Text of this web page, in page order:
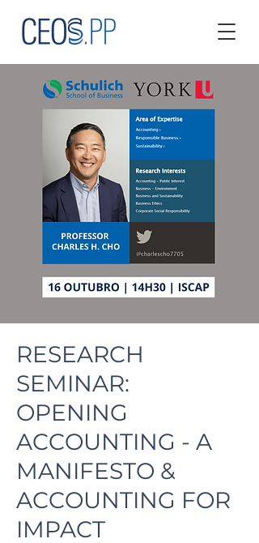
RESEARCH
SEMINAR:
OPENING
ACCOUNTING - A
MANIFESTO &
ACCOUNTING FOR
IMPACT